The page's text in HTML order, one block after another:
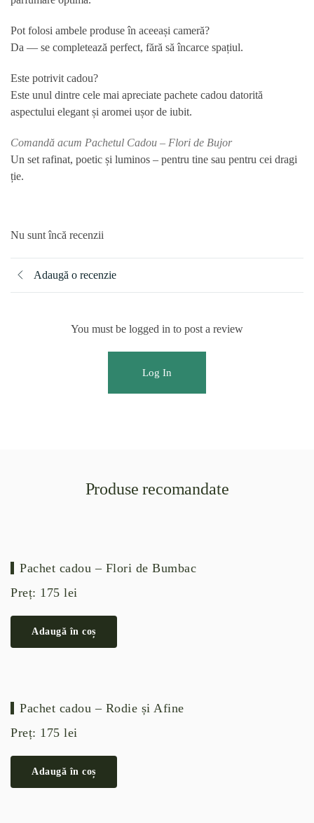
Pot folosi ambele produse în aceeași cameră?
Da — se completează perfect, fără să încarce spațiul.
Este potrivit cadou?
Este unul dintre cele mai apreciate pachete cadou datorită
aspectului elegant și aromei ușor de iubit.
Comandă acum Pachetul Cadou – Flori de Bujor
Un set rafinat, poetic și luminos – pentru tine sau pentru cei dragi
ție.
Nu sunt încă recenzii
Adaugă o recenzie
You must be logged in to post a review
Log In
Produse recomandate
Pachet cadou – Flori de Bumbac
Preț: 175 lei
Adaugă în coș
Pachet cadou – Rodie și Afine
Preț: 175 lei
Adaugă în coș